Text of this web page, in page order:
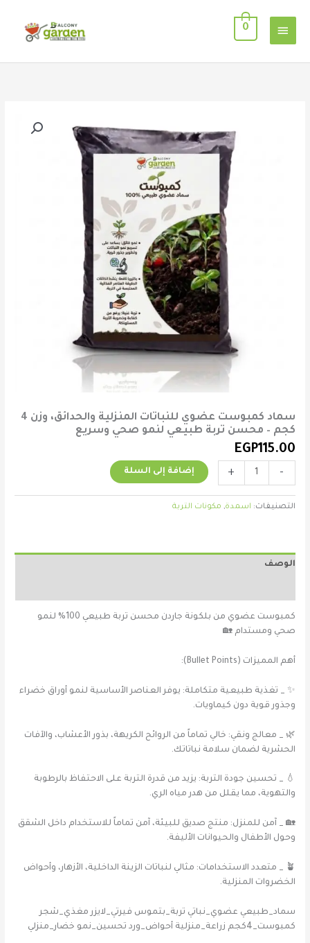
المحتوى
القائمة
الرئيسية
0
سماد كمبوست عضوي للنباتات المنزلية والحدائق، وزن 4
كجم – محسن تربة طبيعي لنمو صحي وسريع
EGP115.00
-
+ إضافة إلى السلة
التصنيفات: اسمدة, مكونات التربة
الوصف
كمبوست عضوي من بلكونة جاردن محسن تربة طبيعي 100% لنمو
صحي ومستدام 🏡
أهم المميزات (Bullet Points):
✨ _ تغذية طبيعية متكاملة: يوفر العناصر الأساسية لنمو أوراق خضراء
وجذور قوية دون كيماويات.
🌿 _ معالج ونقي: خالي تماماً من الروائح الكريهة، بذور الأعشاب، والآفات
الحشرية لضمان سلامة نباتاتك.
💧 _ تحسين جودة التربة: يزيد من قدرة التربة على الاحتفاظ بالرطوبة
والتهوية، مما يقلل من هدر مياه الري.
🏡 _ آمن للمنزل: منتج صديق للبيئة، آمن تماماً للاستخدام داخل الشقق
وحول الأطفال والحيوانات الأليفة.
🪴 _ متعدد الاستخدامات: مثالي لنباتات الزينة الداخلية، الأزهار، وأحواض
الخضروات المنزلية.
سماد_طبيعي عضوي_نباتي تربة_بتموس فيرتي_لايزر مغذي_شجر
كمبوست_4كجم زراعة_منزلية أحواض_ورد تحسين_نمو خضار_منزلي